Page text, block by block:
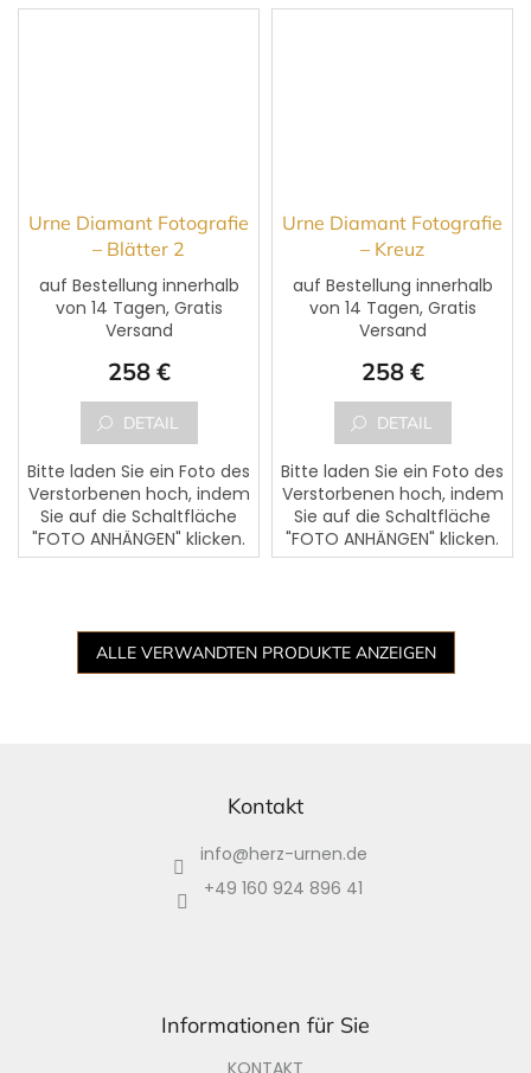
Urne Diamant Fotografie
– Blätter 2
auf Bestellung innerhalb
von 14 Tagen, Gratis
Versand
258 €
DETAIL
Bitte laden Sie ein Foto des
Verstorbenen hoch, indem
Sie auf die Schaltfläche
"FOTO ANHÄNGEN" klicken.
Dem Foto kann ein Text
Urne Diamant Fotografie
– Kreuz
auf Bestellung innerhalb
von 14 Tagen, Gratis
Versand
258 €
DETAIL
Bitte laden Sie ein Foto des
Verstorbenen hoch, indem
Sie auf die Schaltfläche
"FOTO ANHÄNGEN" klicken.
Dem Foto kann ein Text
ALLE VERWANDTEN PRODUKTE ANZEIGEN
Kontakt
info@herz-urnen.de
+49 160 924 896 41
Informationen für Sie
KONTAKT